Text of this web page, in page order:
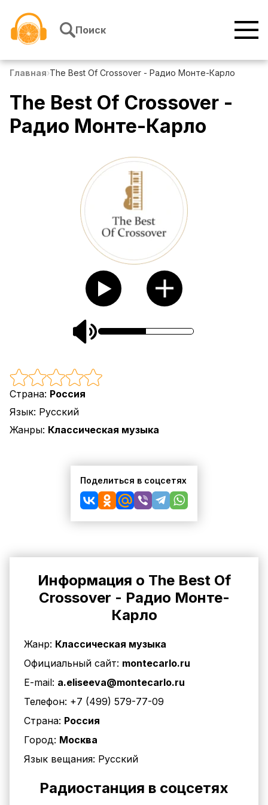
Поиск
Главная›The Best Of Crossover - Радио Монте-Карло
The Best Of Crossover -
Радио Монте-Карло
Страна: Россия
Язык: Русский
Жанры: Классическая музыка
Поделиться в соцсетях
Информация о The Best Of
Crossover - Радио Монте-
Карло
Жанр: Классическая музыка
Официальный сайт: montecarlo.ru
E-mail: a.eliseeva@montecarlo.ru
Телефон: +7 (499) 579-77-09
Страна: Россия
Город: Москва
Язык вещания: Русский
Радиостанция в соцсетях